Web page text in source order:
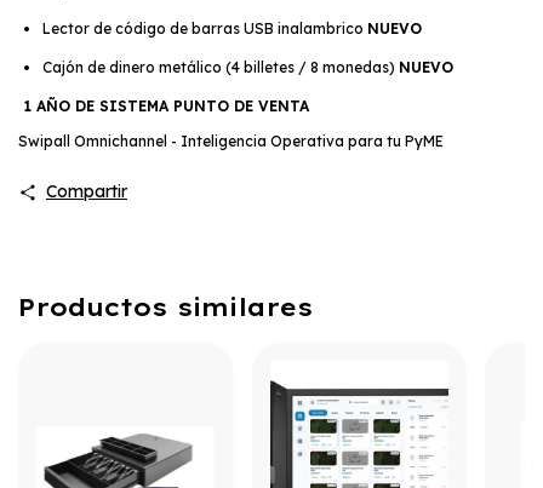
Lector de código de barras USB inalambrico NUEVO
Cajón de dinero metálico (4 billetes / 8 monedas) NUEVO
1 AÑO DE SISTEMA PUNTO DE VENTA
Swipall Omnichannel - Inteligencia Operativa para tu PyME
Compartir
Productos similares